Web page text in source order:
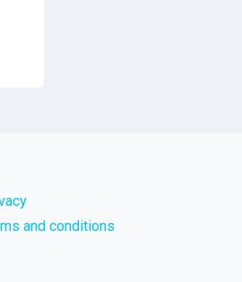
and conditions